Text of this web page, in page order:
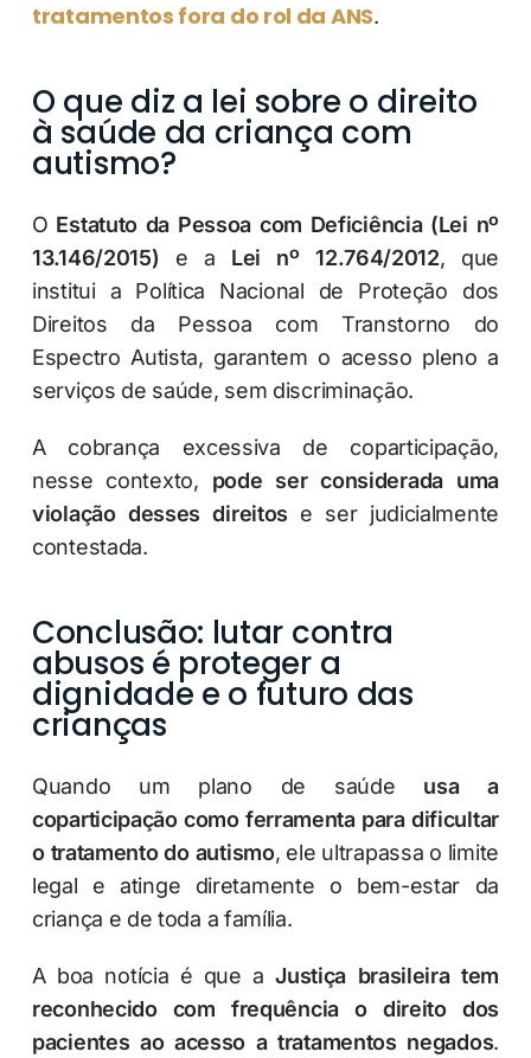
tratamentos fora do rol da ANS.
O que diz a lei sobre o direito
à saúde da criança com
autismo?
O Estatuto da Pessoa com Deficiência (Lei nº
13.146/2015) e a Lei nº 12.764/2012, que
institui a Política Nacional de Proteção dos
Direitos da Pessoa com Transtorno do
Espectro Autista, garantem o acesso pleno a
serviços de saúde, sem discriminação.
A cobrança excessiva de coparticipação,
nesse contexto, pode ser considerada uma
violação desses direitos e ser judicialmente
contestada.
Conclusão: lutar contra
abusos é proteger a
dignidade e o futuro das
crianças
Quando um plano de saúde usa a
coparticipação como ferramenta para dificultar
o tratamento do autismo, ele ultrapassa o limite
legal e atinge diretamente o bem-estar da
criança e de toda a família.
A boa notícia é que aJustiça brasileira tem
reconhecido com frequência o direito dos
pacientes ao acesso a tratamentos negados.